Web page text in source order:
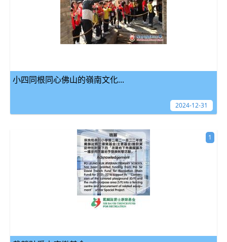
小四同根同心佛山的嶺南文化...
2024-12-31
1